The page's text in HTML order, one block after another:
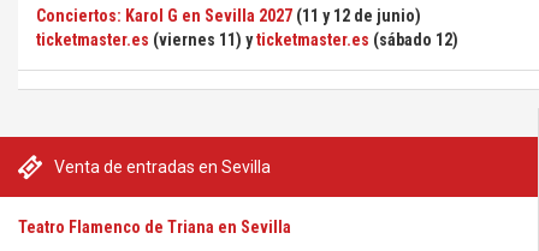
Venta de entradas en Sevilla
Teatro Flamenco de Triana en Sevilla
Conciertos: Karol G en Sevilla 2027 (11 y 12 de junio)
ticketmaster.es (viernes 11) yticketmaster.es (sábado 12)